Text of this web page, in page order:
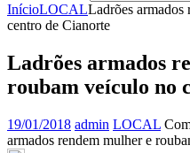
InícioLOCALLadrões
centro de Cianorte
Ladrões armados
roubam veículo no
19/01/2018 admin LOCAL
armados rendem mulher e